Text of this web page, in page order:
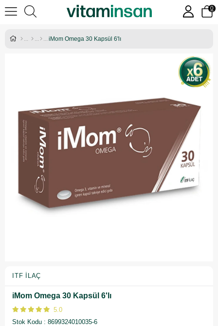
0
iMom Omega 30 Kapsül 6'lı
ITF İLAÇ
iMom Omega 30 Kapsül 6'lı
5.0
Stok Kodu
8699324010035-6